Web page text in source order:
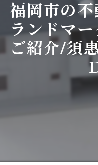
福岡市の
ランドマ
ご紹介/須